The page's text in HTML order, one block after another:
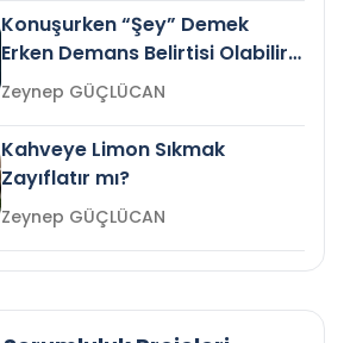
Konuşurken “Şey” Demek
Erken Demans Belirtisi Olabilir
mi?
Zeynep GÜÇLÜCAN
Kahveye Limon Sıkmak
Zayıflatır mı?
Zeynep GÜÇLÜCAN